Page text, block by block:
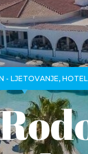
- LJETOVANJE,